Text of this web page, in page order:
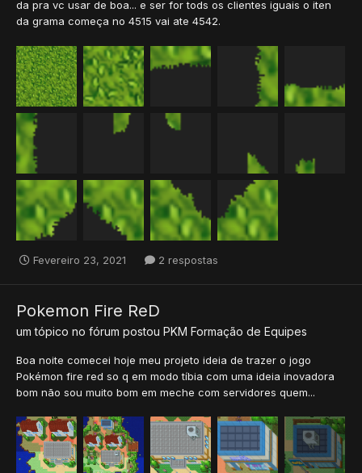
da pra vc usar de boa... e ser for tods os clientes iguais o iten
da grama começa no 4515 vai ate 4542.
Fevereiro 23, 2021 2 respostas
Pokemon Fire ReD
um tópico no fórum postou PKM Formação de Equipes
Boa noite comecei hoje meu projeto ideia de trazer o jogo
Pokémon fire red so q em modo tíbia com uma ideia inovadora
bom não sou muito bom em meche com servidores quem...